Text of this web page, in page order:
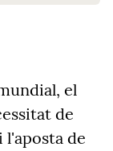
el
de
de